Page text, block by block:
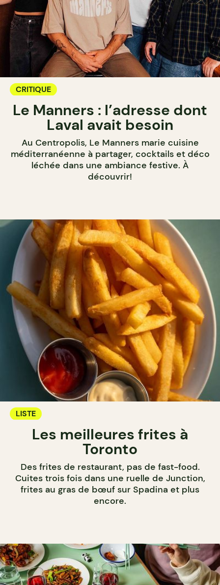
CRITIQUE
Le Manners : l’adresse dont
Laval avait besoin
Au Centropolis, Le Manners marie cuisine
méditerranéenne à partager, cocktails et déco
léchée dans une ambiance festive. À
découvrir!
LISTE
Les meilleures frites à
Toronto
Des frites de restaurant, pas de fast-food.
Cuites trois fois dans une ruelle de Junction,
frites au gras de bœuf sur Spadina et plus
encore.